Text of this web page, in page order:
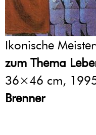
Ikonische
zum Thema
36×46 cm,
Brenner